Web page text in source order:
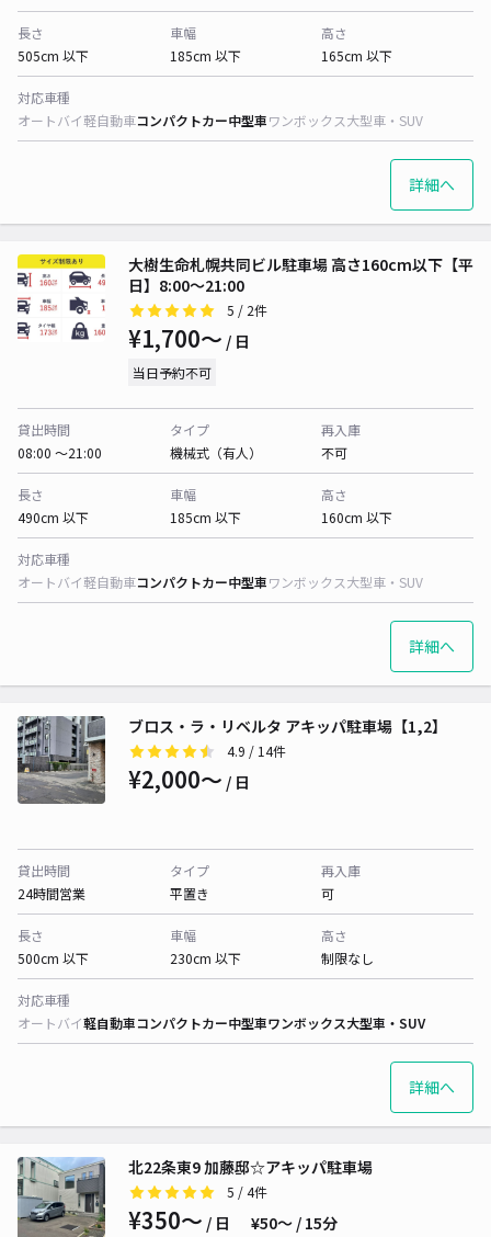
長さ
505cm 以下
車幅
185cm 以下
高さ
165cm 以下
対応車種
オートバイ軽自動車コンパクトカー中型車ワンボックス大型車・SUV
詳細へ
大樹生命札幌共同ビル駐車場 高さ160cm以下【平
日】8:00～21:00
5 / 2件
¥1,700〜 / 日
当日予約不可
貸出時間
08:00 〜21:00
タイプ
機械式（有人）
再入庫
不可
長さ
490cm 以下
車幅
185cm 以下
高さ
160cm 以下
対応車種
オートバイ軽自動車コンパクトカー中型車ワンボックス大型車・SUV
詳細へ
ブロス・ラ・リベルタ アキッパ駐車場【1,2】
4.9 / 14件
¥2,000〜 / 日
貸出時間
24時間営業
タイプ
平置き
再入庫
可
長さ
500cm 以下
車幅
230cm 以下
高さ
制限なし
対応車種
オートバイ軽自動車コンパクトカー中型車ワンボックス大型車・SUV
詳細へ
北22条東9 加藤邸☆アキッパ駐車場
5 / 4件
¥350〜 / 日 ¥50〜 / 15分